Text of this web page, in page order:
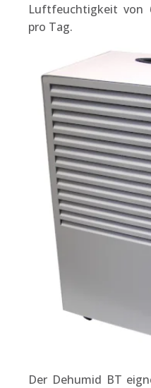
Luftfeuchtigkeit von
pro Tag.
Der Dehumid BT